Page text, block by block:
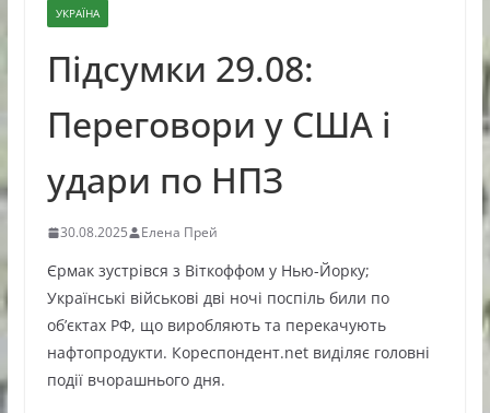
УКРАЇНА
Підсумки 29.08:
Переговори у США і
удари по НПЗ
30.08.2025 Елена Прей
Єрмак зустрівся з Віткоффом у Нью-Йорку;
Українські військові дві ночі поспіль били по
об’єктах РФ, що виробляють та перекачують
нафтопродукти. Кореспондент.net виділяє головні
події вчорашнього дня.